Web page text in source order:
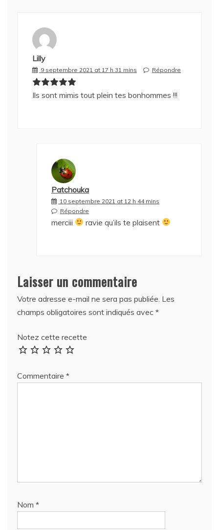
Lilly
9 septembre 2021 at 17 h 31 mins Répondre
Ils sont mimis tout plein tes bonhommes !!!
Patchouka
10 septembre 2021 at 12 h 44 mins
Répondre
merciii ravie qu’ils te plaisent
Laisser un commentaire
Votre adresse e-mail ne sera pas publiée. Les
champs obligatoires sont indiqués avec *
Notez cette recette
Commentaire *
Nom *